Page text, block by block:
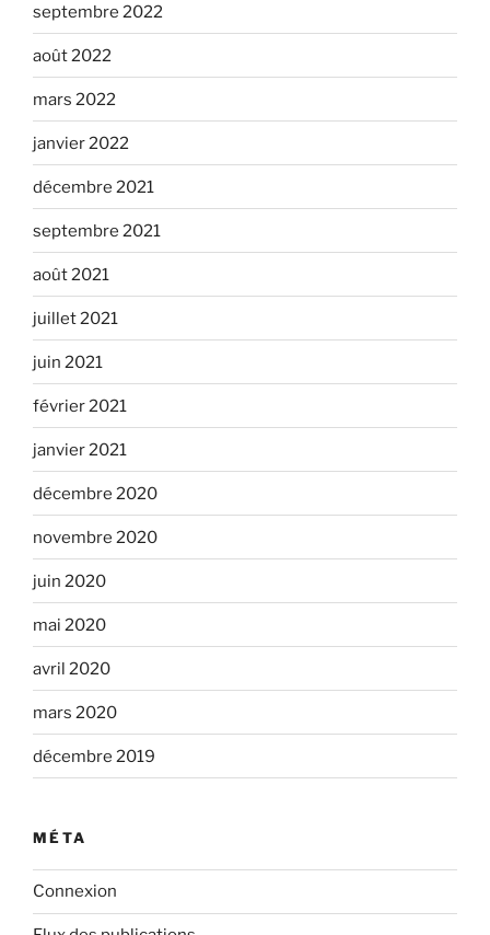
septembre 2022
août 2022
mars 2022
janvier 2022
décembre 2021
septembre 2021
août 2021
juillet 2021
juin 2021
février 2021
janvier 2021
décembre 2020
novembre 2020
juin 2020
mai 2020
avril 2020
mars 2020
décembre 2019
MÉTA
Connexion